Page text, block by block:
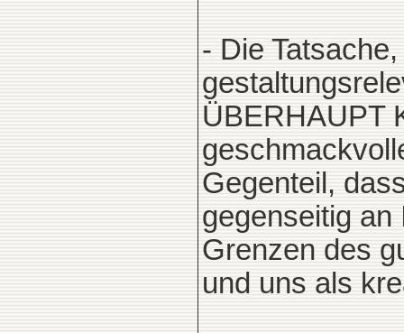
- Die
ÜBERHAUPT
Gegenteil,
gegenseitig an
Grenzen des
und uns als